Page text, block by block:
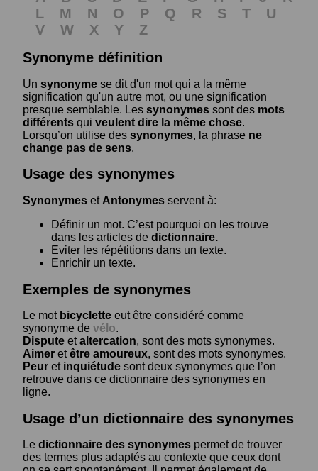
L
M N O P Q R S T
U
V
W X Y
Z
Synonyme définition
Un synonyme se dit d'un mot qui a la même
signification qu'un autre mot, ou une signification
presque semblable. Les synonymes sont des mots
différents qui veulent dire la même chose.
Lorsqu’on utilise des synonymes, la phrase ne
change pas de sens.
Usage des synonymes
Synonymes et Antonymes servent à:
Définir un mot. C’est pourquoi on les trouve
dans les articles de dictionnaire.
Eviter les répétitions dans un texte.
Enrichir un texte.
Exemples de synonymes
Le mot bicyclette eut être considéré comme
synonyme de vélo.
Dispute etaltercation, sont des mots synonymes.
Aimer etêtre amoureux, sont des mots synonymes.
Peur et inquiétude sont deux synonymes que l’on
retrouve dans ce dictionnaire des synonymes en
ligne.
Usage d’un dictionnaire des synonymes
Le dictionnaire des synonymes permet de trouver
des termes plus adaptés au contexte que ceux dont